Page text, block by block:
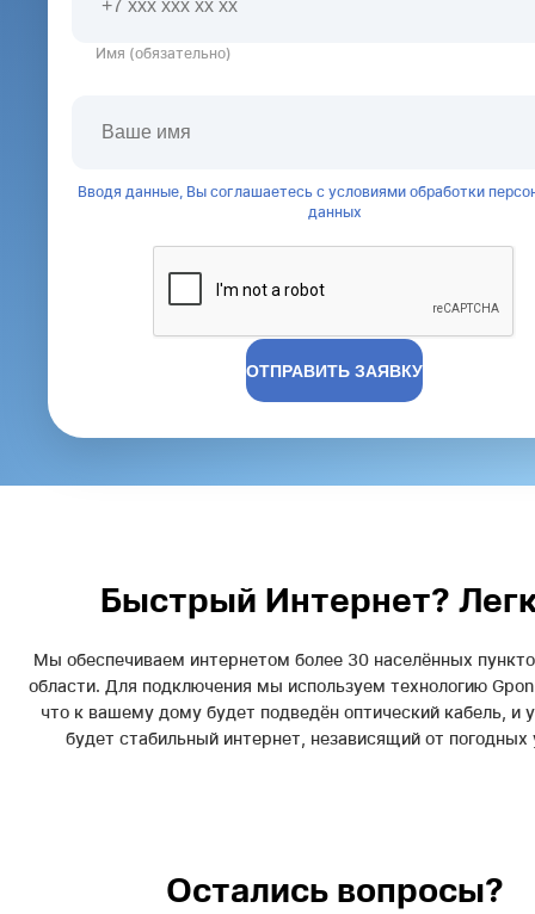
Имя (обязательно)
Вводя данные, Вы соглашаетесь с условиями обработки
данных
ОТПРАВИТЬ ЗАЯВКУ
Быстрый Интернет?
Мы обеспечиваем интернетом более 30 населённых
области. Для подключения мы используем технологию
что к вашему дому будет подведён оптический кабель, и
будет стабильный интернет, независящий от погодных
Остались вопросы?